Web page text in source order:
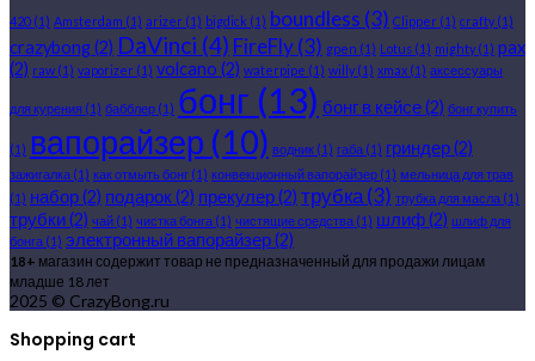
420 (1) Amsterdam (1) arizer (1) bigdick (1) boundless (3) Clipper (1) crafty(1)
crazybong(2) DaVinci (4) FireFly(3) gpen (1) Lotus (1) mighty(1) pax
(2) raw (1) vaporizer (1) volcano (2) waterpipe (1) willy(1) xmax (1) аксессуары
для курения (1) бабблер (1) бонг (13) бонг в кейсе(2) бонг купить
(1) вапорайзер (10) водник (1) габа (1) гриндер(2)
зажигалка (1) как отмыть бонг (1) конвекционный вапорайзер (1) мельница для трав
(1) набор(2) подарок(2) прекулер(2) трубка(3) трубка для масла (1)
трубки(2) чай (1) чистка бонга (1) чистящие средства (1) шлиф(2) шлиф для
бонга (1) электронный вапорайзер(2)
18+ магазин содержит товар не предназначенный для продажи лицам
младше 18 лет
2025 © CrazyBong.ru
Shopping cart